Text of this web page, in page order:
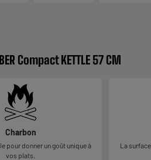
Compact KETTLE 57 CM
Charbon
pour donner un goût unique à
vos plats.
La